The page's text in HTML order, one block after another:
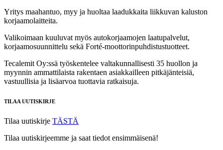
Yritys maahantuo, myy ja huoltaa laadukkaita liikkuvan kaluston
korjaamolaitteita.
Valikoimaan kuuluvat myös autokorjaamojen laatupalvelut,
korjaamosuunnittelu sekä Forté‑moottorinpuhdistustuotteet.
Tecalemit Oy:ssä työskentelee valtakunnallisesti 35 huollon ja
myynnin ammattilaista rakentaen asiakkailleen pitkäjänteisiä,
vastuullisia ja lisäarvoa tuottavia ratkaisuja.
TILAA UUTISKIRJE
Tilaa uutiskirje TÄSTÄ
Tilaa uutiskirjeemme ja saat tiedot ensimmäisenä!